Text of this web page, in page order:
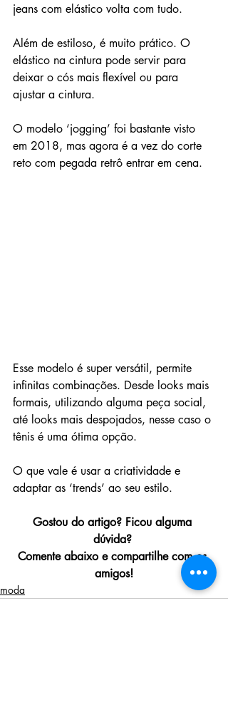
jeans com elástico volta com tudo.
Além de estiloso, é muito prático. O
elástico na cintura pode servir para
deixar o cós mais flexível ou para
ajustar a cintura.
O modelo ‘jogging’ foi bastante visto
em 2018, mas agora é a vez do corte
reto com pegada retrô entrar em cena.
Esse modelo é super versátil, permite
infinitas combinações. Desde looks mais
formais, utilizando alguma peça social,
até looks mais despojados, nesse caso o
tênis é uma ótima opção.
O que vale é usar a criatividade e
adaptar as ‘trends’ ao seu estilo.
Gostou do artigo? Ficou alguma
dúvida?
Comente abaixo e compartilhe com os
amigos!
moda